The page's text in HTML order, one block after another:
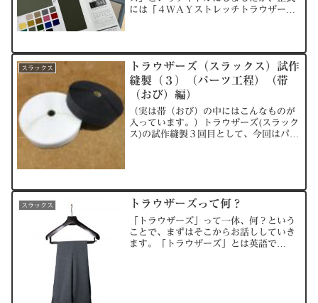
には「４ＷＡＹストレッチトラウザー
で、まずは生地探しから始...
スラックス
トラウザーズ（スラックス）試作
縫製（３）（パーツ工程）（帯
（おび）編）
（実は帯（おび）の中にはこんなものが
入っています。）トラウザーズ(スラック
ス)の試作縫製３回目として、今回はパー
スラックス トラウザーズって何？
「トラウザーズ」って一体、何？という
ことで、まずはそこからお話ししていき
ます。「トラウザーズ」とは英語で